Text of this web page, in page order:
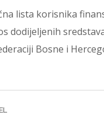
lista korisnika
dodijeljenih
Bosne i